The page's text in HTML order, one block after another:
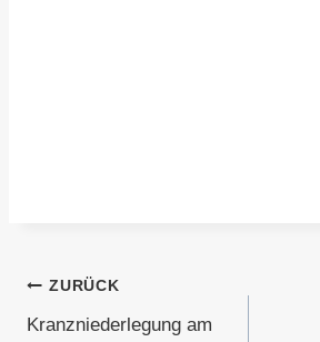
Beitragsnavigation
ZURÜCK
Kranzniederlegung am